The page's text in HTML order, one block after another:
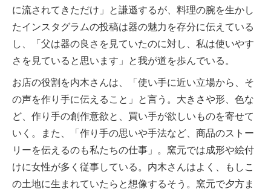
に流されてきただけ」と謙遜するが、料理の腕を生かし
たインスタグラムの投稿は器の魅力を存分に伝えている
し、「父は器の良さを見ていたのに対し、私は使いやす
さを見ていると思います」と我が道を歩んでいる。
お店の役割を内木さんは、「使い手に近い立場から、そ
の声を作り手に伝えること」と言う。大きさや形、色な
ど、作り手の創作意欲と、買い手が欲しいものを寄せて
いく。また、「作り手の思いや手法など、商品のストー
リーを伝えるのも私たちの仕事」。窯元では成形や絵付
けに女性が多く従事している。内木さんはよく、もしこ
の土地に生まれていたらと想像するそう。窯元で夕方ま